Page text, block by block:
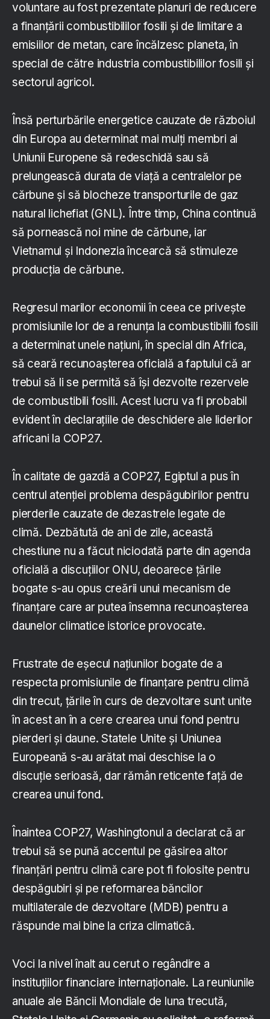
voluntare au fost prezentate planuri de reducere
a finanțării combustibililor fosili și de limitare a
emisiilor de metan, care încălzesc planeta, în
special de către industria combustibililor fosili și
sectorul agricol.
Însă perturbările energetice cauzate de războiul
din Europa au determinat mai mulți membri ai
Uniunii Europene să redeschidă sau să
prelungească durata de viață a centralelor pe
cărbune și să blocheze transporturile de gaz
natural lichefiat (GNL). Între timp, China continuă
să pornească noi mine de cărbune, iar
Vietnamul și Indonezia încearcă să stimuleze
producția de cărbune.
Regresul marilor economii în ceea ce privește
promisiunile lor de a renunța la combustibilii fosili
a determinat unele națiuni, în special din Africa,
să ceară recunoașterea oficială a faptului că ar
trebui să li se permită să își dezvolte rezervele
de combustibili fosili. Acest lucru va fi probabil
evident în declarațiile de deschidere ale liderilor
africani la COP27.
În calitate de gazdă a COP27, Egiptul a pus în
centrul atenției problema despăgubirilor pentru
pierderile cauzate de dezastrele legate de
climă. Dezbătută de ani de zile, această
chestiune nu a făcut niciodată parte din agenda
oficială a discuțiilor ONU, deoarece țările
bogate s-au opus creării unui mecanism de
finanțare care ar putea însemna recunoașterea
daunelor climatice istorice provocate.
Frustrate de eșecul națiunilor bogate de a
respecta promisiunile de finanțare pentru climă
din trecut, țările în curs de dezvoltare sunt unite
în acest an în a cere crearea unui fond pentru
pierderi și daune. Statele Unite și Uniunea
Europeană s-au arătat mai deschise la o
discuție serioasă, dar rămân reticente față de
crearea unui fond.
Înaintea COP27, Washingtonul a declarat că ar
trebui să se pună accentul pe găsirea altor
finanțări pentru climă care pot fi folosite pentru
despăgubiri și pe reformarea băncilor
multilaterale de dezvoltare (MDB) pentru a
răspunde mai bine la criza climatică.
Voci la nivel înalt au cerut o regândire a
instituțiilor financiare internaționale. La reuniunile
anuale ale Băncii Mondiale de luna trecută,